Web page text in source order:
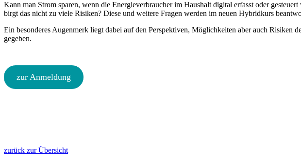
Kann man Strom sparen, wenn die Energieverbraucher im Haushalt digital erfasst oder
birgt das nicht zu viele Risiken? Diese und weitere Fragen werden im neuen Hybridkurs
Ein besonderes Augenmerk liegt dabei auf den Perspektiven, Möglichkeiten aber auch Risiken
gegeben.
zur Anmeldung
zurück zur Übersicht